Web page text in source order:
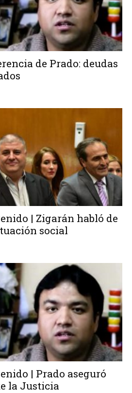
de Prado: deudas
| Zigarán habló de
social
| Prado aseguró
la Justicia